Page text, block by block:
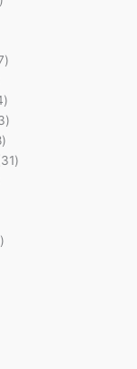
37
114
producten
53
producten
8
producten
3131
12